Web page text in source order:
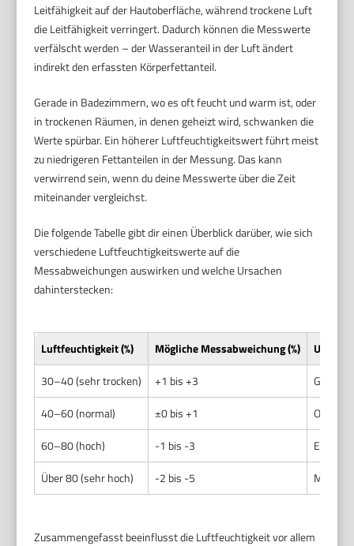
Leitfähigkeit auf der Hautoberfläche, während trockene Luft
die Leitfähigkeit verringert. Dadurch können die Messwerte
verfälscht werden – der Wasseranteil in der Luft ändert
indirekt den erfassten Körperfettanteil.
Gerade in Badezimmern, wo es oft feucht und warm ist, oder
in trockenen Räumen, in denen geheizt wird, schwanken die
Werte spürbar. Ein höherer Luftfeuchtigkeitswert führt meist
zu niedrigeren Fettanteilen in der Messung. Das kann
verwirrend sein, wenn du deine Messwerte über die Zeit
miteinander vergleichst.
Die folgende Tabelle gibt dir einen Überblick darüber, wie sich
verschiedene Luftfeuchtigkeitswerte auf die
Messabweichungen auswirken und welche Ursachen
dahinterstecken:
Luftfeuchtigkeit (%) Mögliche Messabweichung (%)
Ursache
30–40 (sehr trocken)
+1 bis +3
40–60 (normal)
±0 bis +1
60–80 (hoch)
-1 bis -3
Über 80 (sehr hoch)
-2 bis -5
Zusammengefasst beeinflusst die Luftfeuchtigkeit vor allem